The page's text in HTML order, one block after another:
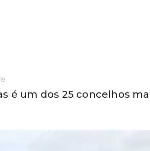
é um dos 25 concelhos